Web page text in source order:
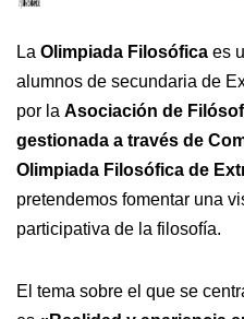
La Olimpiada Filosófica es
alumnos de secundaria de
por la Asociación de
gestionada a través de
Olimpiada Filosófica de
pretendemos fomentar una
participativa de la filosofía.
El tema sobre el que se